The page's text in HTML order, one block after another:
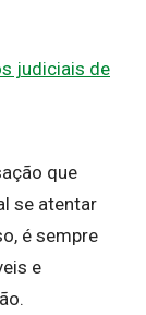
que
se atentar
é sempre
e